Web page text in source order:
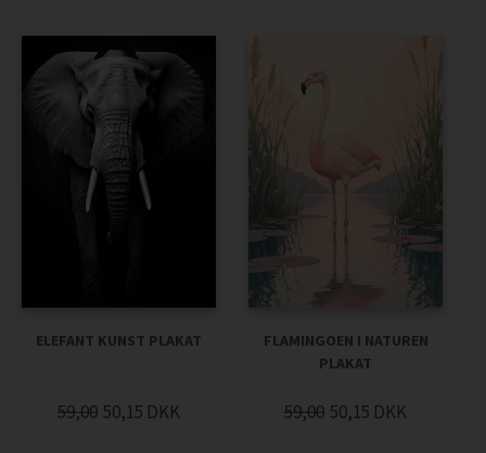
ELEFANT KUNST PLAKAT
59,00 50,15 DKK
FLAMINGOEN I NATUREN
PLAKAT
59,00 50,15 DKK